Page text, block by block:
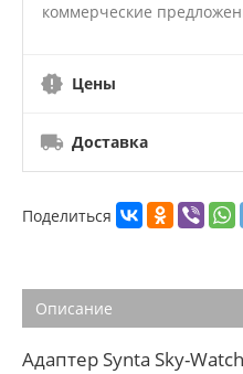
коммерческие
Цены
Доставка
Поделиться
Описание
Адаптер Synta Sky-